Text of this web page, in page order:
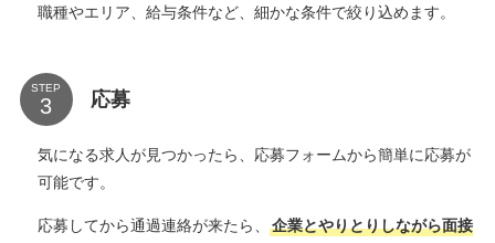
職種やエリア、給与条件など、細かな条件で絞り込めます。
STEP
応募
気になる求人が見つかったら、応募フォームから簡単に応募が
可能です。
応募してから通過連絡が来たら、
企業とやりとりしながら面接